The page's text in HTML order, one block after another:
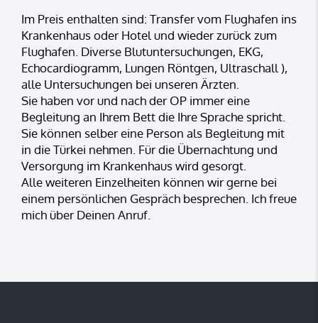
Im Preis enthalten sind: Transfer vom Flughafen ins
Krankenhaus oder Hotel und wieder zurück zum
Flughafen. Diverse Blutuntersuchungen, EKG,
Echocardiogramm, Lungen Röntgen, Ultraschall ),
alle Untersuchungen bei unseren Ärzten.
Sie haben vor und nach der OP immer eine
Begleitung an Ihrem Bett die Ihre Sprache spricht.
Sie können selber eine Person als Begleitung mit
in die Türkei nehmen. Für die Übernachtung und
Versorgung im Krankenhaus wird gesorgt.
Alle weiteren Einzelheiten können wir gerne bei
einem persönlichen Gespräch besprechen. Ich freue
mich über Deinen Anruf.